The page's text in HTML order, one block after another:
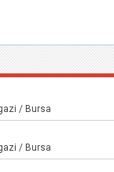
/ Bursa
/ Bursa